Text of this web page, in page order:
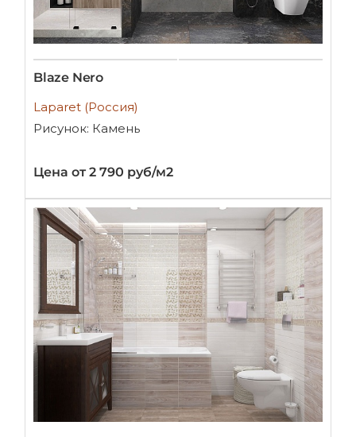
Blaze Nero
Laparet (Россия)
Рисунок: Камень
Цена от 2 790 руб/м2